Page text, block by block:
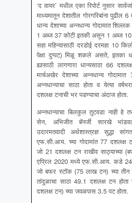
‘द वायर’ मधील एका रिपोर्ट नुसार
माध्यमातून देशातील गोरगरिबांना पुढील
धान्य देशाच्या अन्नधान्य गोदामात
1 अब्ज 37 कोटी इतकी असून 1 अब्ज 10
सहा महिन्यासाठी दरडोई दरमहा 10
पेक्षा दुप्पट) मिळू शकले असते, इतका
ह्यासाठी लागणारा धान्यसाठा 66
मार्चअखेर देशाच्या अन्नधान्य
अन्नधान्याचा साठा होता व येत्या
दशलक्ष टनाची भर पडण्याचा अंदाज होता.
अन्नधान्याचा बिलकुल तुटवडा नाही हे
सेन, अभिजीत बॅनर्जी सारखे
उदारमतवादी अर्थशास्त्रज्ञ सुद्धा
एफ.सी.आय. च्या गोदामांत 77 दशलक्ष
जो 21 दशलक्ष टन राखीव साठ्याच्या
एप्रिल 2020 मध्ये एफ.सी.आय. कडे
जो बफर स्टॉक (75 लाख टन) च्या तीन
तांदुळाचा साठा 49.1 दशलक्ष टन
दशलक्ष टन) च्या जवळपास 3.5 पट होता.